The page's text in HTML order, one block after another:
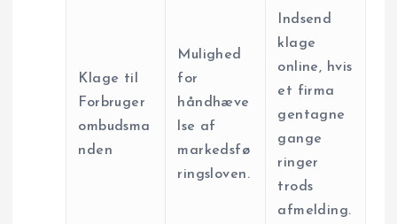
Klage til
Forbruger
ombudsma
nden
Mulighed
for
håndhæve
lse af
markedsfø
ringsloven.
Indsend
klage
online, hvis
et firma
gentagne
gange
ringer
trods
afmelding.